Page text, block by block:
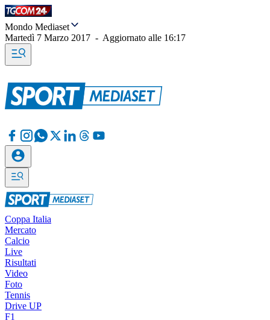
Mondo Mediaset
Martedì 7 Marzo 2017 - Aggiornato alle 16:17
Coppa Italia
Mercato
Calcio
Live
Risultati
Video
Foto
Tennis
Drive UP
F1